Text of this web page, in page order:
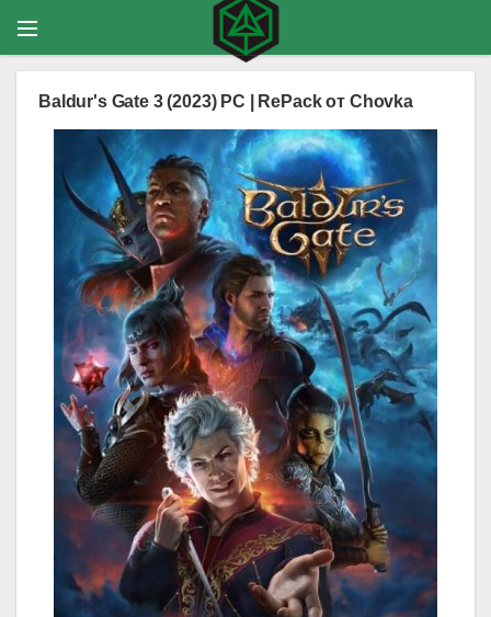
Baldur's Gate 3 (2023) PC | RePack от Chovka